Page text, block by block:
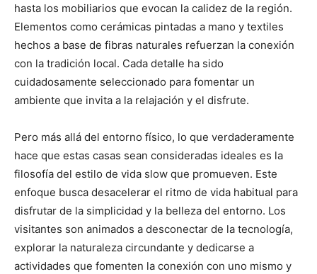
hasta los mobiliarios que evocan la calidez de la región.
Elementos como cerámicas pintadas a mano y textiles
hechos a base de fibras naturales refuerzan la conexión
con la tradición local. Cada detalle ha sido
cuidadosamente seleccionado para fomentar un
ambiente que invita a la relajación y el disfrute.
Pero más allá del entorno físico, lo que verdaderamente
hace que estas casas sean consideradas ideales es la
filosofía del estilo de vida slow que promueven. Este
enfoque busca desacelerar el ritmo de vida habitual para
disfrutar de la simplicidad y la belleza del entorno. Los
visitantes son animados a desconectar de la tecnología,
explorar la naturaleza circundante y dedicarse a
actividades que fomenten la conexión con uno mismo y